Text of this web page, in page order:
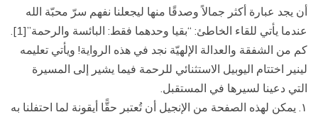
أن يجد عبارة أكثر جمالاً وصدقًا منها ليجعلنا نفهم سرّ محبّة الله
عندما يأتي للقاء الخاطئ: “بقيا وحدهما فقط: البائسة والرحمة”[1].
كم من الشفقة والعدالة الإلهيّة نجد في هذه الرواية! ويأتي تعليمه
لينير اختتام اليوبيل الاستثنائي للرحمة فيما يشير إلى المسيرة
التي دعينا لسيرها في المستقبل.
١. يمكن لهذه الصفحة من الإنجيل أن تُعتبر حقًّا أيقونة لما احتفلنا به